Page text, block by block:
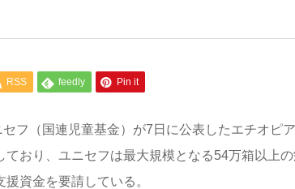
RSS feedly Pin it
フ（国連児童基金）が7日に公表したエチオピ
おり、ユニセフは最大規模となる54万箱以上
資金を要請している。